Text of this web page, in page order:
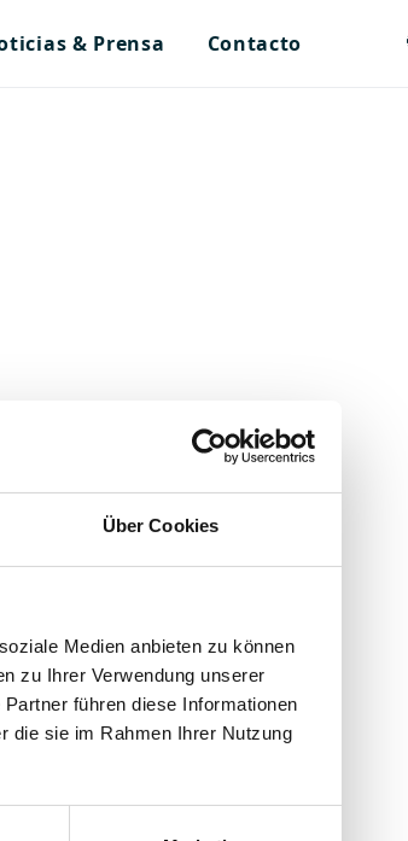
Über Cookies
Medien anbieten zu können
zu Ihrer Verwendung unserer
führen diese Informationen
die sie im Rahmen Ihrer Nutzung
& Prensa Contacto